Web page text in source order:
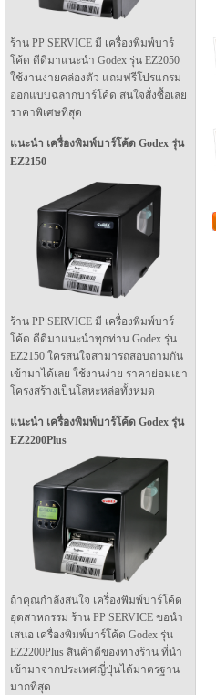
ร้าน PP SERVICE มี เครื่องพิมพ์บาร์
โค้ด ดีดีมาแนะนำ Godex รุ่น EZ2050
ใช้งานง่ายคล่องตัว แถมฟรีโปรแกรม
ออกแบบฉลากบาร์โค้ด สนใจสั่งซื้อเลย
ราคาพิเศษที่สุด
แนะนำ เครื่องพิมพ์บาร์โค้ด Godex รุ่น
EZ2150
ร้าน PP SERVICE มี เครื่องพิมพ์บาร์
โค้ด ดีดีมาแนะนำทุกท่าน Godex รุ่น
EZ2150 ใครสนใจสามารถสอบถามกัน
เข้ามาได้เลย ใช้งานง่าย ราคาย่อมเยา
โครงสร้างเป็นโลหะหล่อทั้งหมด
แนะนำ เครื่องพิมพ์บาร์โค้ด Godex รุ่น
EZ2200Plus
ถ้าคุณกำลังสนใจ เครื่องพิมพ์บาร์โค้ด
อุตสาหกรรม ร้าน PP SERVICE ขอนำ
เสนอ เครื่องพิมพ์บาร์โค้ด Godex รุ่น
EZ2200Plus สินค้าดีของทางร้าน ที่นำ
เข้ามาจากประเทศญี่ปุ่นได้มาตรฐาน
มากที่สุด